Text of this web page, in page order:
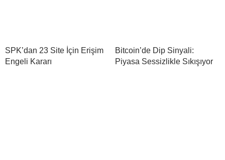
SPK’dan 23 Site İçin Erişim
Engeli Kararı
Bitcoin’de Dip Sinyali:
Piyasa Sessizlikle Sıkışıyor